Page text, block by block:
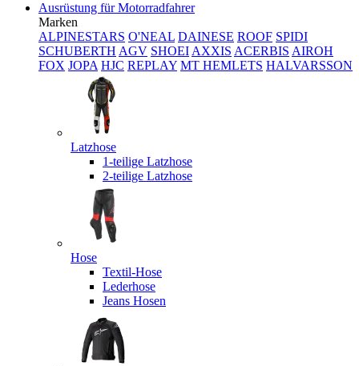
Ausrüstung für Motorradfahrer
Marken
ALPINESTARS O'NEAL DAINESE ROOF SPIDI
SCHUBERTH AGV SHOEI AXXIS ACERBIS AIROH
FOX JOPA HJC REPLAY MT HEMLETS HALVARSSON
Latzhose
1-teilige Latzhose
2-teilige Latzhose
Hose
Textil-Hose
Lederhose
Jeans Hosen